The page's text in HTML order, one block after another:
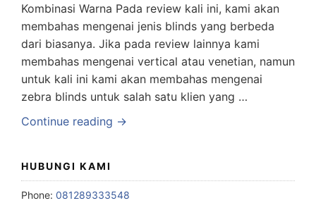
Kombinasi Warna Pada review kali ini, kami akan
membahas mengenai jenis blinds yang berbeda
dari biasanya. Jika pada review lainnya kami
membahas mengenai vertical atau venetian, namun
untuk kali ini kami akan membahas mengenai
zebra blinds untuk salah satu klien yang …
Continue reading →
HUBUNGI KAMI
Phone: 081289333548